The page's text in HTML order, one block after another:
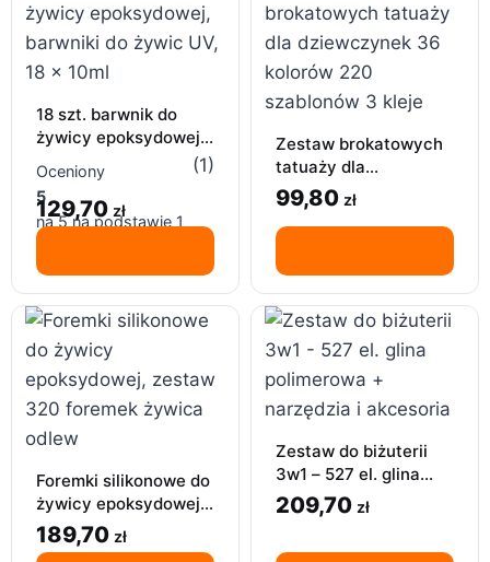
18 szt. barwnik do
żywicy epoksydowej,
barwniki do żywic UV,
18 x 10ml
Oceniony
5
na 5 na podstawie 1
(1)
129,70 zł
Zestaw brokatowych
tatuaży dla
dziewczynek 36
kolorów 220
szablonów 3 kleje
99,80 zł
Foremki silikonowe do
żywicy epoksydowej,
zestaw 320 foremek
żywica odlew
189,70 zł
Zestaw do biżuterii
3w1 – 527 el. glina
polimerowa +
narzędzia i akcesoria
209,70 zł